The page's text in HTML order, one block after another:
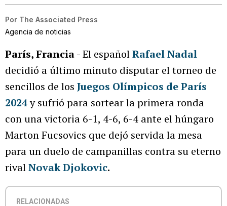
Por The Associated Press
Agencia de noticias
París, Francia- El españolRafael Nadal
decidió a último minuto disputar el torneo de
sencillos de los Juegos Olímpicos de París
2024y sufrió para sortear la primera ronda
con una victoria 6-1, 4-6, 6-4 ante el húngaro
Marton Fucsovics que dejó servida la mesa
para un duelo de campanillas contra su eterno
rivalNovak Djokovic.
RELACIONADAS